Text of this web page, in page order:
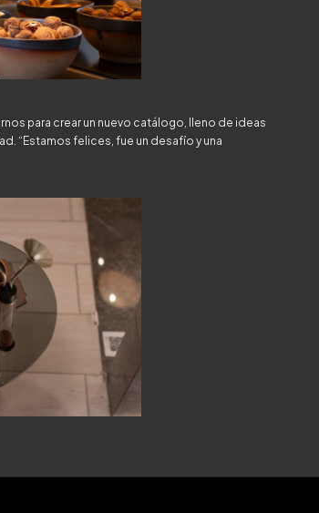
para crear un nuevo catálogo, lleno de ideas
“Estamos felices, fue un desafío y una